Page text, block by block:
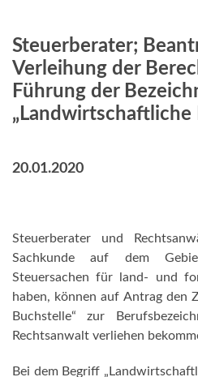
Steuerberater;
Verleihung der
Führung der
„Landwirtschaftliche
20.01.2020
Steuerberater und
Sachkunde auf dem
Steuersachen für land- und
haben, können auf Antrag den
Buchstelle“ zur
Rechtsanwalt verliehen
Bei dem Begriff